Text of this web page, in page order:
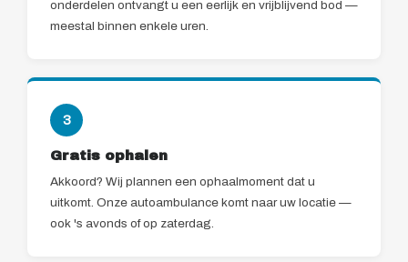
onderdelen ontvangt u een eerlijk en vrijblijvend bod —
meestal binnen enkele uren.
3
Gratis ophalen
Akkoord? Wij plannen een ophaalmoment dat u
uitkomt. Onze autoambulance komt naar uw locatie —
ook 's avonds of op zaterdag.